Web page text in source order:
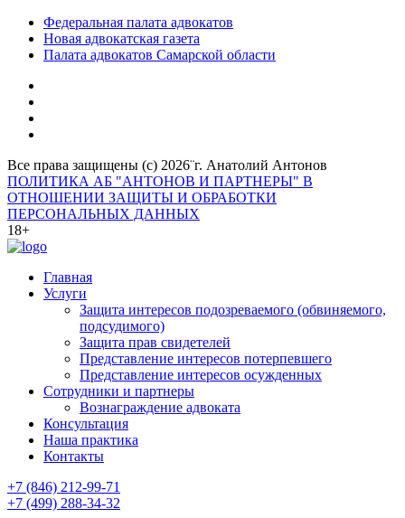
Федеральная палата адвокатов
Новая адвокатская газета
Палата адвокатов Самарской области
Все права защищены (с) 2026¨г. Анатолий Антонов
ПОЛИТИКА АБ "АНТОНОВ И ПАРТНЕРЫ" В
ОТНОШЕНИИ ЗАЩИТЫ И ОБРАБОТКИ
ПЕРСОНАЛЬНЫХ ДАННЫХ
18+
Главная
Услуги
Защита интересов подозреваемого (обвиняемого,
подсудимого)
Защита прав свидетелей
Представление интересов потерпевшего
Представление интересов осужденных
Сотрудники и партнеры
Вознаграждение адвоката
Консультация
Наша практика
Контакты
+7 (846) 212-99-71
+7 (499) 288-34-32